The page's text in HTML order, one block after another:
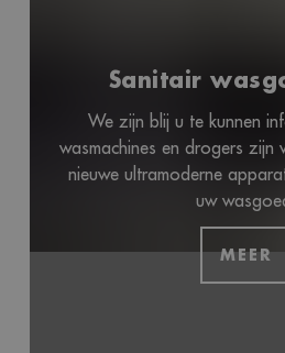
Sanitair
We zijn blij u te kunnen
wasmachines en drogers zijn
nieuwe ultramoderne
uw
MEER